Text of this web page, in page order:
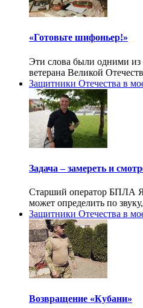
«Готовьте шифоньер!»
Эти слова были одними
ветерана Великой
Защитники Отечества в
Задача – замереть и
Старший оператор БПЛА
может определить по
Защитники Отечества в
Возвращение «Кубани»